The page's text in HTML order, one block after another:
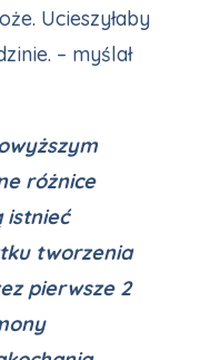
Ucieszyłaby
– myślał
różnice
istnieć
tworzenia
pierwsze 2